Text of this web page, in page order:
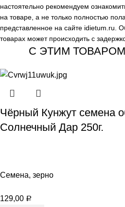
настоятельно рекомендуем
на товаре, а не только полностью
представленное на сайте idietum.ru .
товарах может происходить с
С ЭТИМ
Чёрный Кунжут семена
Солнечный Дар 250г.
Семена, зерно
129,00 Р